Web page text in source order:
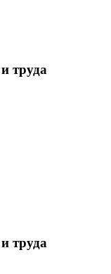
труда
труда